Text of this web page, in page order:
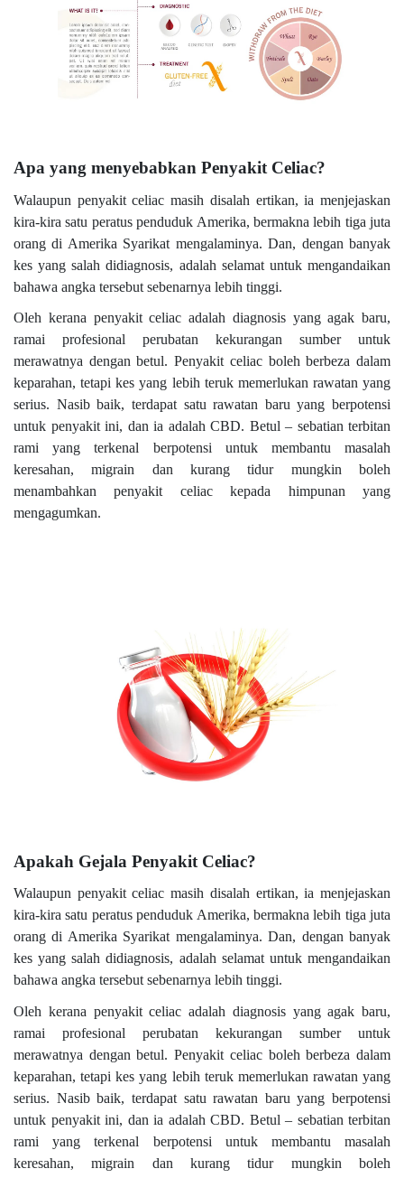
Apa yang menyebabkan Penyakit Celiac?
Walaupun penyakit celiac masih disalah ertikan, ia menjejaskan
kira-kira satu peratus penduduk Amerika, bermakna lebih tiga juta
orang di Amerika Syarikat mengalaminya. Dan, dengan banyak
kes yang salah didiagnosis, adalah selamat untuk mengandaikan
bahawa angka tersebut sebenarnya lebih tinggi.
Oleh kerana penyakit celiac adalah diagnosis yang agak baru,
ramai profesional perubatan kekurangan sumber untuk
merawatnya dengan betul. Penyakit celiac boleh berbeza dalam
keparahan, tetapi kes yang lebih teruk memerlukan rawatan yang
serius. Nasib baik, terdapat satu rawatan baru yang berpotensi
untuk penyakit ini, dan ia adalah CBD. Betul – sebatian terbitan
rami yang terkenal berpotensi untuk membantu masalah
keresahan, migrain dan kurang tidur mungkin boleh
menambahkan penyakit celiac kepada himpunan yang
mengagumkan.
Apakah Gejala Penyakit Celiac?
Walaupun penyakit celiac masih disalah ertikan, ia menjejaskan
kira-kira satu peratus penduduk Amerika, bermakna lebih tiga juta
orang di Amerika Syarikat mengalaminya. Dan, dengan banyak
kes yang salah didiagnosis, adalah selamat untuk mengandaikan
bahawa angka tersebut sebenarnya lebih tinggi.
Oleh kerana penyakit celiac adalah diagnosis yang agak baru,
ramai profesional perubatan kekurangan sumber untuk
merawatnya dengan betul. Penyakit celiac boleh berbeza dalam
keparahan, tetapi kes yang lebih teruk memerlukan rawatan yang
serius. Nasib baik, terdapat satu rawatan baru yang berpotensi
untuk penyakit ini, dan ia adalah CBD. Betul – sebatian terbitan
rami yang terkenal berpotensi untuk membantu masalah
keresahan, migrain dan kurang tidur mungkin boleh